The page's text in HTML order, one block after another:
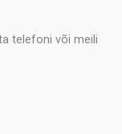
telefoni või meili